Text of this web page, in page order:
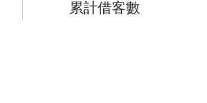
累計借客數